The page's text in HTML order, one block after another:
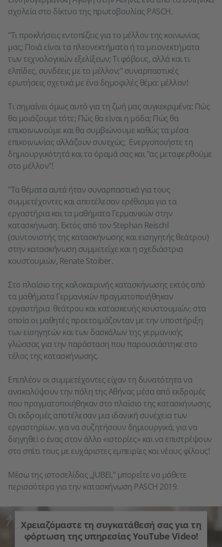
σχολεία στο δίκτυο της πρωτοβουλίας PASCH.
"Τι προκλήσεις εντοπίζεις για το μέλλον της κοινωνίας
μας; Ποιά είναι τα πλεονεκτήματα ή τα μειονεκτήματα
των τεχνολογικών εξελίξεων; Τι φόβους, αλλά και τι
ελπίδες, συνδέεις με το μέλλον;" συναρπαστικές
ερωτήσεις σχετικά με ένα δημοφιλές θέμα: μέλλον!
Τι σημαίνει όμως αυτό για τη ζωή μας συγκεκριμένα; Πώς
θα μοιάζουμε τότε; Πώς θα είναι η μόδα; Πώς θα
επικοινωνούμε και θα συμβιώνουμε καθώς τα μέσα
επικοινωνίας αλλάζουν συνεχώς; Ενεργοποιήστε τη
δημιουργικότητά και το όραμά σας και "ας μεταφερθούμε
στο μέλλον"!
"Τα θέματα αυτά ήταν συναρπαστικά για τους
συμμετέχοντες και αποτέλεσαν ερέθισμα για τα
εργαστήρια και τα μαθήματα Γερμανικών στην
κατασκήνωση. Εκτός από τον Stephan Reischl
(συντονιστής της κατασκήνωσης και εισηγητής θεάτρου)
στην κατασκήνωση συμμετείχε και η σχεδιάστρια
κουστουμιών, Renate Stoiber.
Στο πλαίσιο της καλοκαιρινής κατασκήνωσης εκτός από
τα μαθήματα Γερμανικών πραγματοποιήθηκαν
εργαστήρια θεάτρου και κατασκευής κουστουμιών, στα
οποία οι μαθητές προετοιμάζονταν με την υποστήριξη
των εισηγητών και των δασκάλων της γερμανικής
γλώσσας για την παράσταση που παρουσιάστηκε στο
τέλος της κατασκήνωσης.
Επιπλέον οι συμμετέχοντες είχαν τη δυνατότητα να
ανακαλύψουν την πόλη της Αθήνας μέσα από εκδρομές
που πραγματοποιήθηκαν στο πλαίσιο της κατασκήνωσης.
Οι εκδρομές αποτέλεσαν μια ιδανική συνέχεια των
εργαστηρίων, για να συζητήσουν δημιουργικά, για να
διηγηθεί ο ένας στον άλλο «ιστορίες» και να επιστρέψουν
στο σπίτι τους με ευχάριστες εμπειρίες και νέους φίλους!
Μέσω της ιστοσελίδας „JUBEL” μπορείτε να μάθετε
περισσότερα για την κατασκήνωση PASCH 2019.
Χρειαζόμαστε τη συγκατάθεσή σας για τη
φόρτωση της υπηρεσίας YouTube Video!